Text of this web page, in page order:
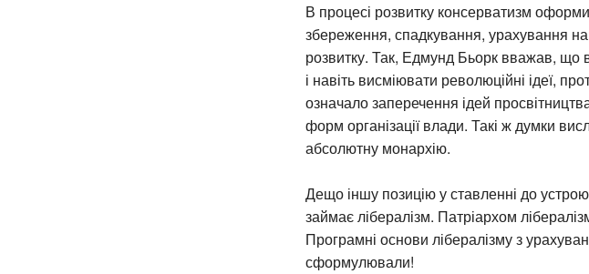
В процесі розвитку консерватизм
збереження, спадкування, урахування
розвитку. Так, Едмунд Бьорк вважав, що в
і навіть висміювати революційні ідеї,
означало заперечення ідей
форм організації влади. Такі ж думки
абсолютну монархію.
Дещо іншу позицію у ставленні до
займає лібералізм. Патріархом
Програмні основи лібералізму з
сформулювали!